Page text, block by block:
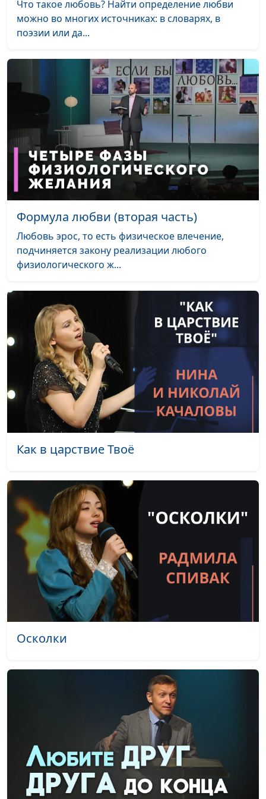
Кто мне на небе,
кто мне на земле
Лола Кафтанова
Как Тебя найти, мой
Лола Кафтанова #2101
Она льется за тебя Лола Кафтанова #2100
Крылья мне дай Лола Кафтанова #2099
Услышь, услышь
меня, мой Бог!
Лола Кафтанова #2098
Господь нас создал
в этот мир
Лола Кафтанова #2097
Перед Тобой
склонюсь я в
тишине
Лола Кафтанова
что не хожу по
Отец Благой, Ты -
Свет и Жизнь
Лола Кафтанова #2094
Лето Божие Маргарита Колываенко #2093
Я люблю Тебя, Боже Маргарита Колываенко #2092
Так иногда бывает Маргарита Колываенко #2091
Разве Мне осыпать
Землю звёздами
Маргарита Колываенко
Сойди, Святой Дух
Снег отражает
синеву
Маргарита Колываенко #2085
Осень Маргарита Колываенко
Ты для меня Лоза
Маргарита Колываенко
Маргарита Колываенко
Маргарита Колываенко
Ты говоришь Радмила Спивак
Невиновна Радмила Спивак
Он знает путь Радмила Спивак
Что такое любовь? Найти определение любви
можно во многих источниках: в словарях, в
поэзии или да...
Формула любви (вторая часть)
Любовь эрос, то есть физическое влечение,
подчиняется закону реализации любого
физиологического ж...
Как в царствие Твоё
Осколки